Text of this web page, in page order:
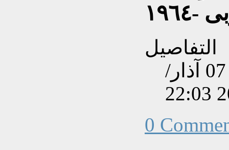
-١٩٦٤
التفاصيل
تم إنشاءه بتاريخ الجمعة, 07 آذار/
0